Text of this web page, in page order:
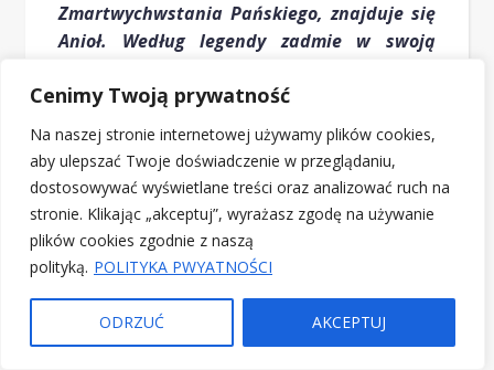
Cenimy Twoją prywatność
Na naszej stronie internetowej używamy plików cookies,
aby ulepszać Twoje doświadczenie w przeglądaniu,
dostosowywać wyświetlane treści oraz analizować ruch na
stronie. Klikając „akceptuj”, wyrażasz zgodę na używanie
plików cookies zgodnie z naszą
polityką. POLITYKA PWYATNOŚCI
ODRZUĆ AKCEPTUJ
Zmartwychwstania Pańskiego, znajduje się
Anioł. Według legendy zadmie w swoją
CENTRUM KULTURY
Główna 61, 57-256 Bardo
telefon: 74 8170 827
e-mail: centrum@bardo.pl